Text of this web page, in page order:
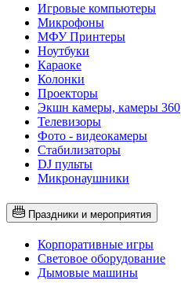
Игровые компьютеры
Микрофоны
МФУ Принтеры
Ноутбуки
Караоке
Колонки
Проекторы
Экшн камеры, камеры 360
Телевизоры
Фото - видеокамеры
Стабилизаторы
DJ пульты
Микронаушники
Праздники и мероприятия
Корпоративные игры
Световое оборудование
Дымовые машины